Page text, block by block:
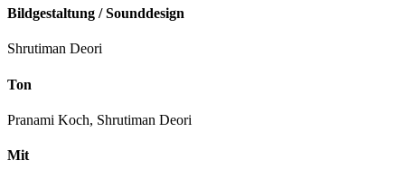
Bildgestaltung / Sounddesign
Shrutiman Deori
Ton
Pranami Koch, Shrutiman Deori
Mit